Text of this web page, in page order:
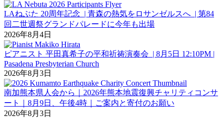
LAねぶた 20周年記念 | 青森の熱気をロサンゼルスへ | 第84
回二世週祭グランドパレードに今年も出場
2026年8月4日
ピアニスト 平田真希子の平和祈祷演奏会 | 8月5日 12:10PM |
Pasadena Presbyterian Church
2026年8月3日
南加熊本県人会から｜2026年熊本地震復興チャリティコンサ
ート｜8月9日、午後4時｜ご案内と寄付のお願い
2026年8月3日